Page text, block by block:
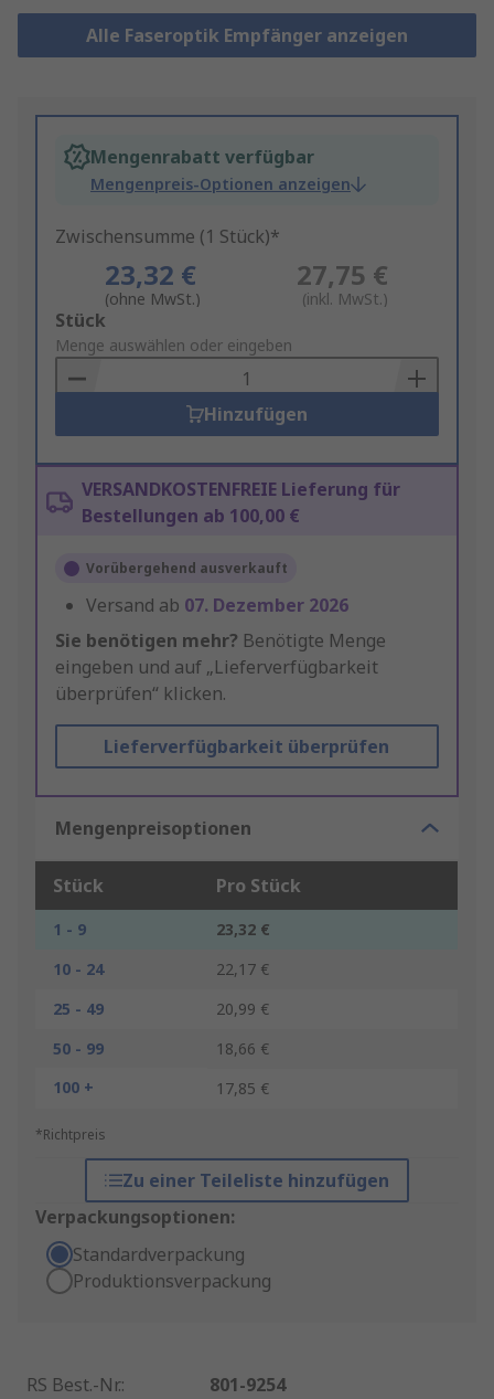
Alle Faseroptik Empfänger anzeigen
Mengenrabatt verfügbar
Mengenpreis-Optionen anzeigen
Zwischensumme (1 Stück)*
23,32 €
(ohne MwSt.)
27,75 €
(inkl. MwSt.)
Add
to
Basket
Stück
Menge auswählen oder eingeben
Hinzufügen
VERSANDKOSTENFREIE Lieferung für
Bestellungen ab 100,00 €
Vorübergehend ausverkauft
Versand ab 07. Dezember 2026
Sie benötigen mehr? Benötigte Menge
eingeben und auf „Lieferverfügbarkeit
überprüfen“ klicken.
Lieferverfügbarkeit überprüfen
Mengenpreisoptionen
Stück Pro Stück
1 - 9
23,32 €
10 - 24
22,17 €
25 - 49
20,99 €
50 - 99
18,66 €
100 +
17,85 €
*Richtpreis
Zu einer Teileliste hinzufügen
Verpackungsoptionen:
Standardverpackung
Produktionsverpackung
RS Best.-Nr.:
801-9254